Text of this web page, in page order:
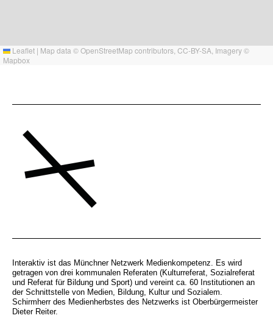
Leaflet | Map data ©OpenStreetMap contributors, CC-BY-SA , Imagery ©
Mapbox
Interaktiv ist das Münchner Netzwerk Medienkompetenz. Es wird
getragen von drei kommunalen Referaten (Kulturreferat, Sozialreferat
und Referat für Bildung und Sport) und vereint ca. 60 Institutionen an
der Schnittstelle von Medien, Bildung, Kultur und Sozialem.
Schirmherr des Medienherbstes des Netzwerks ist Oberbürgermeister
Dieter Reiter.